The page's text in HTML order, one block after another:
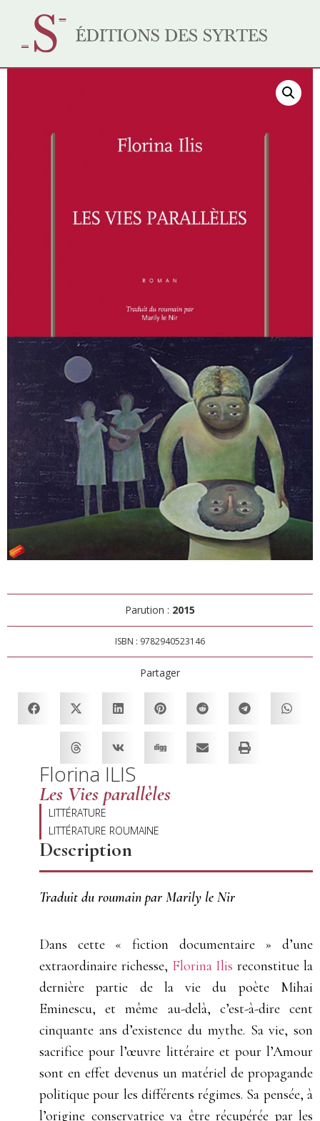
Parution : 2015
ISBN : 9782940523146
Partager
Florina ILIS
Les Vies parallèles
LITTÉRATURE
LITTÉRATURE ROUMAINE
Description
Traduit du roumain par Marily le Nir
Dans cette « fiction documentaire » d’une
extraordinaire richesse, Florina Ilisreconstitue la
dernière partie de la vie du poète Mihai
Eminescu, et même au-delà, c’est-à-dire cent
cinquante ans d’existence du mythe. Sa vie, son
sacrifice pour l’œuvre littéraire et pour l’Amour
sont en effet devenus un matériel de propagande
politique pour les différents régimes. Sa pensée, à
l’origine conservatrice va être récupérée par les